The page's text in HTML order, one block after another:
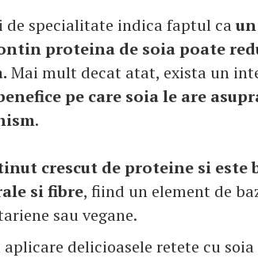
de specialitate indica faptul ca
proteina de soia poate
Mai mult decat atat, exista un
pe care soia le are
.
crescut de proteine si este
si fibre, fiind un element de
sau vegane.
delicioasele retete cu